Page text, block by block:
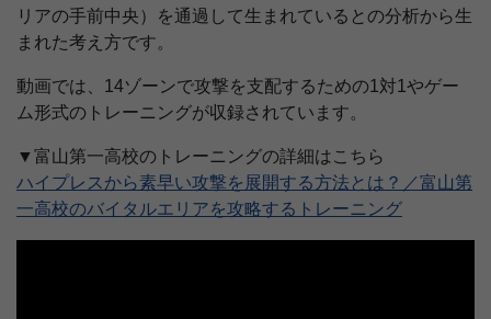
リアの手前中央）を通過して生まれているとの分析から生
まれた考え方です。
動画では、14ゾーンで攻撃を支配するための1対1やゲー
ム形式のトレーニングが収録されています。
▼富山第一高校のトレーニングの詳細はこちら
ハイプレスから素早い攻撃を展開する方法とは？／富山第
一高校のバイタルエリアを攻略するトレーニング